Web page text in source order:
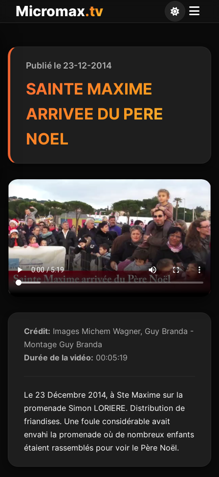
Micromax.tv
Publié le 23-12-2014
SAINTE MAXIME
ARRIVEE DU PERE
NOEL
Crédit: Images Michem Wagner, Guy Branda -
Montage Guy Branda
Durée de la vidéo: 00:05:19
Le 23 Décembre 2014, à Ste Maxime sur la
promenade Simon LORIERE. Distribution de
friandises. Une foule considérable avait
envahi la promenade où de nombreux enfants
étaient rassemblés pour voir le Père Noël.
Panneau de gestion des cookies